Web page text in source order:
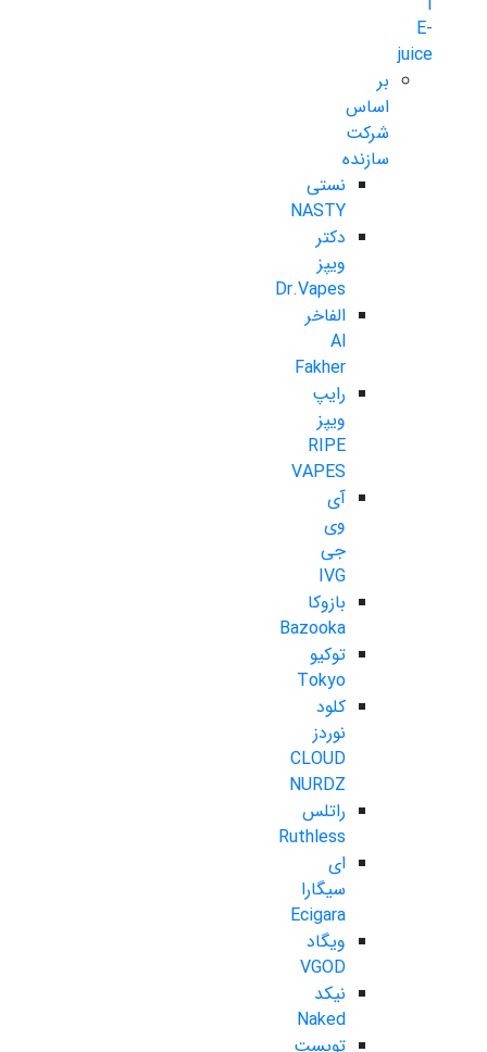
E-
juice
بر
اساس
شرکت
سازنده
نستی
NASTY
دکتر
ویپز
Dr.Vapes
الفاخر
Al
Fakher
رایپ
ویپز
RIPE
VAPES
آی
وی
جی
IVG
بازوکا
Bazooka
توکیو
Tokyo
کلود
نوردز
CLOUD
NURDZ
راتلس
Ruthless
ای
سیگارا
Ecigara
ویگاد
VGOD
نیکد
Naked
تویست